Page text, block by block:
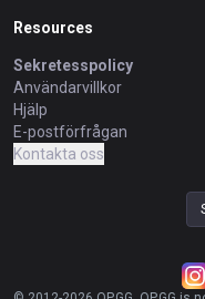
Resources
Sekretesspolicy
Användarvillkor
Hjälp
E-postförfrågan
Kontakta oss